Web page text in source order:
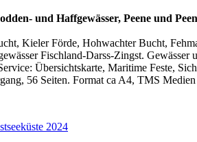
und Haffgewässer, Peene und
Kieler Förde, Hohwachter Bucht,
Fischland-Darss-Zingst.
Übersichtskarte, Maritime Feste,
56 Seiten. Format ca A4, TMS